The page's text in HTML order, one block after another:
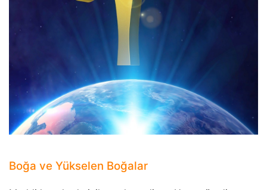
Boğa ve Yükselen Boğalar